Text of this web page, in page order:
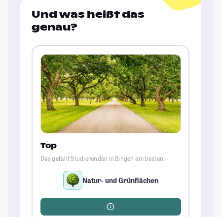
Und was heißt das
genau?
Top
Das gefällt Studierenden in Bingen am besten:
Natur- und Grünflächen